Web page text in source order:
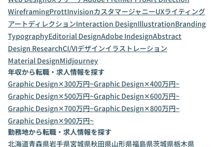
WireframingProttInvisionカスタマージャニーUXライティング
アートディレクションInteraction DesignIllustrationBranding
TypographyEditorial DesignAdobe IndesignAbstract
Design ResearchCI/VIデザインイラストレーション
Material DesignMidjourney
年収から転職・求人情報を探す
Graphic Design✕300万円~Graphic Design✕400万円~
Graphic Design✕500万円~Graphic Design✕600万円~
Graphic Design✕700万円~Graphic Design✕800万円~
Graphic Design✕900万円~
勤務地から転職・求人情報を探す
北海道青森県岩手県宮城県秋田県山形県福島県茨城県栃木県